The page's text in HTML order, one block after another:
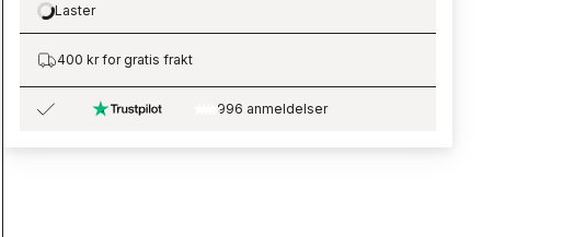
Loading…
Laster
400 kr for gratis frakt
996 anmeldelser